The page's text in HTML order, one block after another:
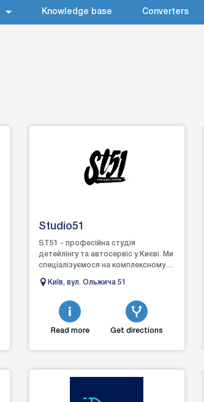
Knowledge base Converters
Studio51
ST51 - професійна студія
детейлінгу та автосервіс у Києві. Ми
спеціалізуємося на комплексному
автомобілів. Вик...
Київ, вул. Ольжича 51
Read more Get directions